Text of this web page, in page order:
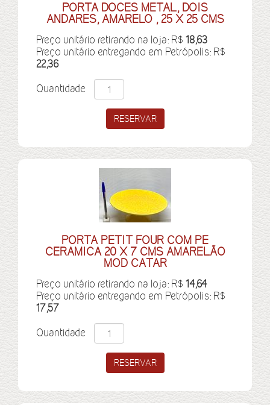
PORTA DOCES METAL, DOIS
ANDARES, AMARELO , 25 X 25 CMS
Preço unitário retirando na loja: R$ 18,63
Preço unitário entregando em Petrópolis: R$
22,36
Quantidade
PORTA PETIT FOUR COM PE
CERAMICA 20 X 7 CMS AMARELÃO
MOD CATAR
Preço unitário retirando na loja: R$ 14,64
Preço unitário entregando em Petrópolis: R$
17,57
Quantidade